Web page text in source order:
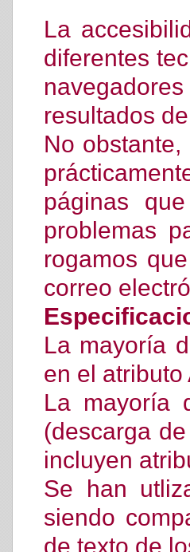
La
diferentes
resultados
No
páginas
problemas
rogamos
correo
La mayoría
en el atributo
La mayoría
(descarga
incluyen
Se han
siendo
de texto de